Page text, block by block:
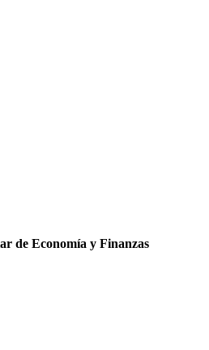
de Economía y Finanzas